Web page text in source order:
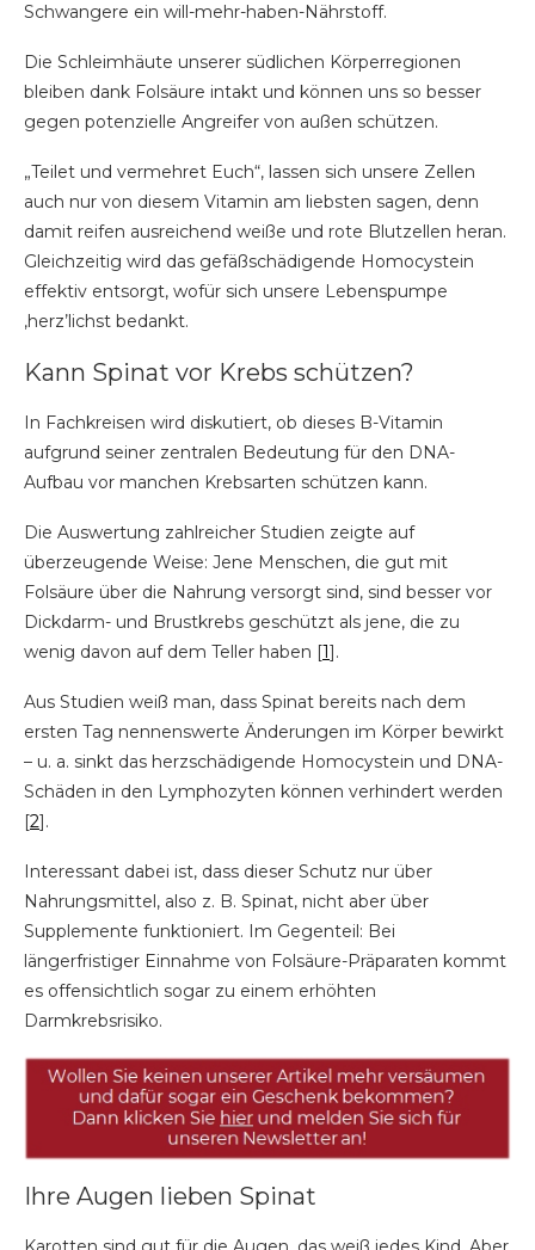
Schwangere ein will-mehr-haben-Nährstoff.
Die Schleimhäute unserer südlichen Körperregionen
bleiben dank Folsäure intakt und können uns so besser
gegen potenzielle Angreifer von außen schützen.
„Teilet und vermehret Euch“, lassen sich unsere Zellen
auch nur von diesem Vitamin am liebsten sagen, denn
damit reifen ausreichend weiße und rote Blutzellen heran.
Gleichzeitig wird das gefäßschädigende Homocystein
effektiv entsorgt, wofür sich unsere Lebenspumpe
‚herz’lichst bedankt.
Kann Spinat vor Krebs schützen?
In Fachkreisen wird diskutiert, ob dieses B-Vitamin
aufgrund seiner zentralen Bedeutung für den DNA-
Aufbau vor manchen Krebsarten schützen kann.
Die Auswertung zahlreicher Studien zeigte auf
überzeugende Weise: Jene Menschen, die gut mit
Folsäure über die Nahrung versorgt sind, sind besser vor
Dickdarm- und Brustkrebs geschützt als jene, die zu
wenig davon auf dem Teller haben [1].
Aus Studien weiß man, dass Spinat bereits nach dem
ersten Tag nennenswerte Änderungen im Körper bewirkt
– u. a. sinkt das herzschädigende Homocystein und DNA-
Schäden in den Lymphozyten können verhindert werden
[2].
Interessant dabei ist, dass dieser Schutz nur über
Nahrungsmittel, also z. B. Spinat, nicht aber über
Supplemente funktioniert. Im Gegenteil: Bei
längerfristiger Einnahme von Folsäure-Präparaten kommt
es offensichtlich sogar zu einem erhöhten
Darmkrebsrisiko.
Ihre Augen lieben Spinat